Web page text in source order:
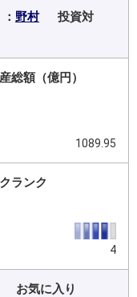
野村
投資対
総額（億円）
1089.95
ランク
4
お気に入り